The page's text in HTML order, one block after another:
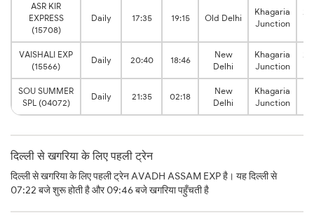
ASR KIR
EXPRESS
(15708)
Daily 17:35 19:15 Old Delhi
Khagaria
Junction
VAISHALI EXP
(15566)
Daily 20:40 18:46
New
Delhi
Khagaria
Junction
SOU SUMMER
SPL (04072)
Daily 21:35 02:18
New
Delhi
Khagaria
Junction
दिल्ली से खगरिया के लिए पहली ट्रेन
दिल्ली से खगरिया के लिए पहली ट्रेन AVADH ASSAM EXP है। यह दिल्ली से
07:22 बजे शुरू होती है और 09:46 बजे खगरिया पहुँचती है